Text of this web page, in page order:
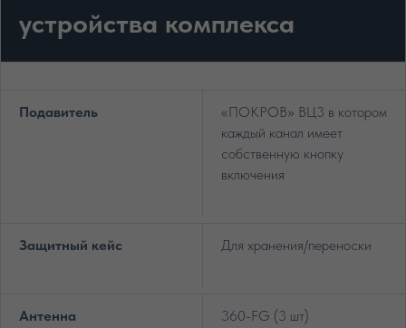
устройства комплекса
Подавитель
«ПОКРОВ» ВЦ3 в котором
каждый канал имеет
собственную кнопку
включения
Защитный кейс Для хранения/переноски
Антенна 360-FG (3 шт)